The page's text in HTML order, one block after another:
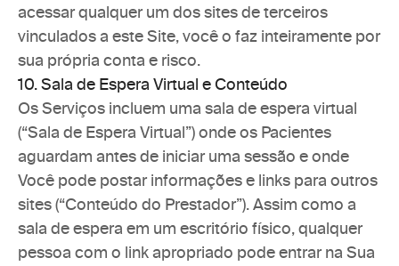
acessar qualquer um dos sites de terceiros
vinculados a este Site, você o faz inteiramente por
sua própria conta e risco.
10. Sala de Espera Virtual e Conteúdo
Os Serviços incluem uma sala de espera virtual
(“Sala de Espera Virtual”) onde os Pacientes
aguardam antes de iniciar uma sessão e onde
Você pode postar informações e links para outros
sites (“Conteúdo do Prestador”). Assim como a
sala de espera em um escritório físico, qualquer
pessoa com o link apropriado pode entrar na Sua